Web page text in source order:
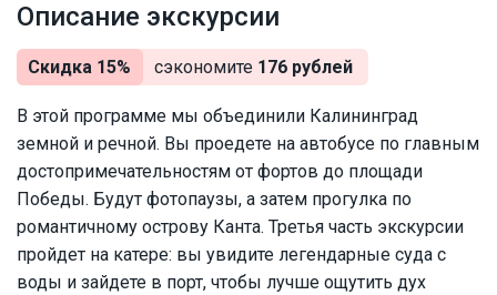
Описание экскурсии
Скидка 15% сэкономите 176 рублей
В этой программе мы объединили Калининград
земной и речной. Вы проедете на автобусе по главным
достопримечательностям от фортов до площади
Победы. Будут фотопаузы, а затем прогулка по
романтичному острову Канта. Третья часть экскурсии
пройдет на катере: вы увидите легендарные суда с
воды и зайдете в порт, чтобы лучше ощутить дух